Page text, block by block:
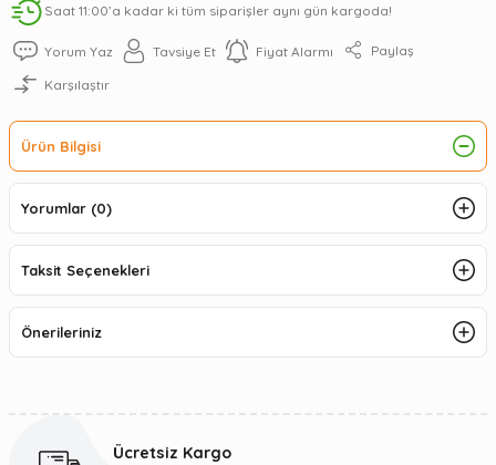
Saat 11:00’a kadar ki tüm siparişler aynı gün kargoda!
Yorum Yaz Tavsiye Et Fiyat Alarmı Paylaş
Karşılaştır
Ürün Bilgisi
Yorumlar (0)
Taksit Seçenekleri
Önerileriniz
Ücretsiz Kargo